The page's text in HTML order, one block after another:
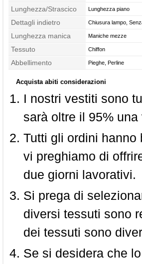
Lunghezza/Strascico Lunghezza piano
Dettagli indietro Chiusura lampo,
Lunghezza manica Maniche mezze
Tessuto Chiffon
Abbellimento Pieghe, Perline
Acquista abiti considerazioni
I nostri vestiti sono
sarà oltre il 95%
Tutti gli ordini hanno
vi preghiamo di
due giorni lavorativi.
Si prega di
diversi tessuti sono
dei tessuti sono
Se si desidera che